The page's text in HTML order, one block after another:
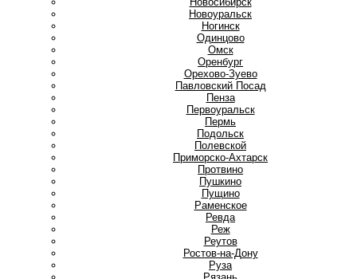
Новоуральск
Ногинск
Одинцово
Омск
Оренбург
Орехово-Зуево
Павловский Посад
Пенза
Первоуральск
Пермь
Подольск
Полевской
Приморско-Ахтарск
Протвино
Пушкино
Пущино
Раменское
Ревда
Реж
Реутов
Ростов-на-Дону
Руза